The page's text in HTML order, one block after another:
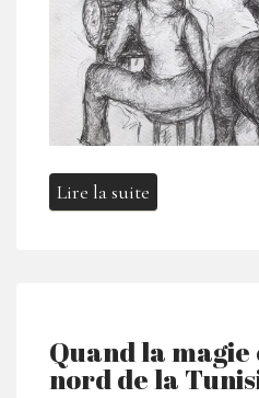
Lire la suite
Quand la
nord de la